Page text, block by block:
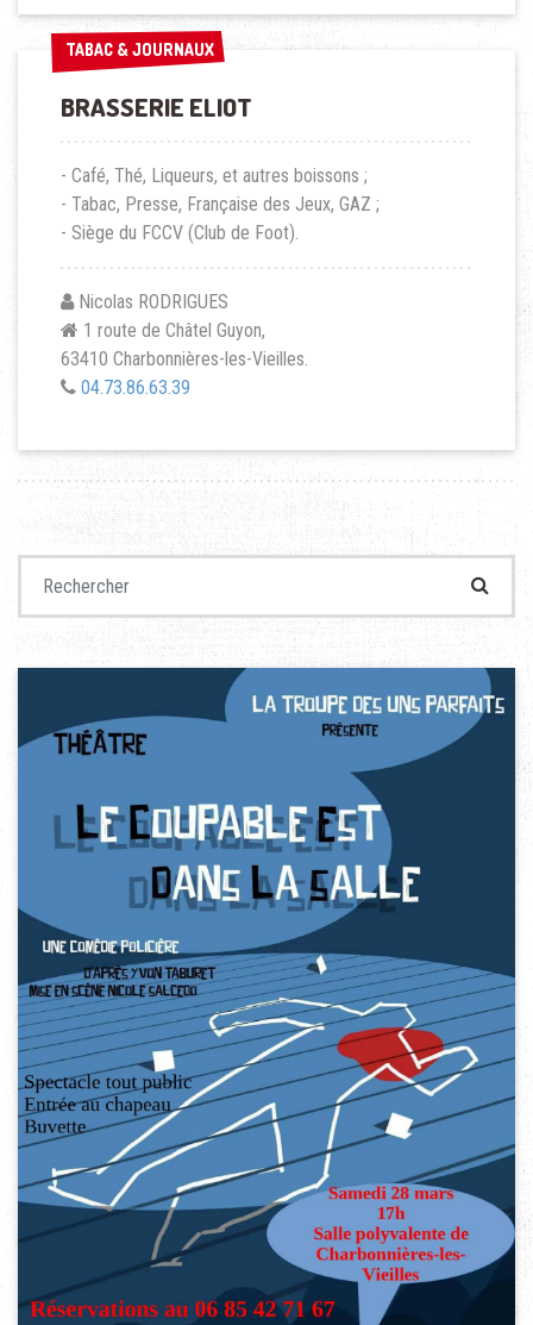
TABAC & JOURNAUX
TABAC & JOURNAUX
BRASSERIE ELIOT
- Café, Thé, Liqueurs, et autres boissons ;
- Tabac, Presse, Française des Jeux, GAZ ;
- Siège du FCCV(Club de Foot).
Nicolas RODRIGUES
1 route de Châtel Guyon,
63410 Charbonnières-les-Vieilles.
04.73.86.63.39